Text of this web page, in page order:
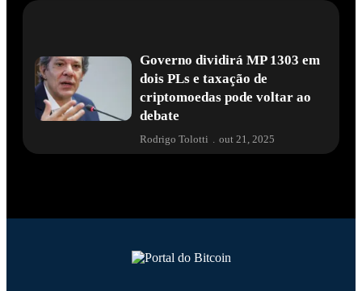
Governo dividirá MP 1303 em
dois PLs e taxação de
criptomoedas pode voltar ao
debate
Rodrigo Tolotti out 21, 2025